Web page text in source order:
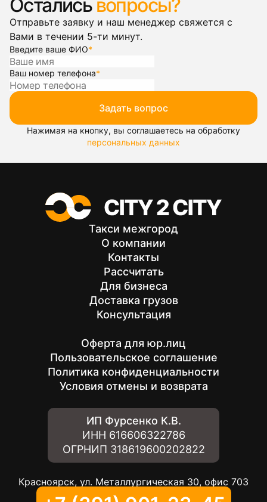
Остались вопросы?
Отправьте заявку и наш менеджер свяжется с
Вами в течении 5-ти минут.
Введите ваше ФИО*
Ваш номер телефона*
Задать вопрос
Нажимая на кнопку, вы соглашаетесь на обработку
персональных данных
Такси межгород
О компании
Контакты
Рассчитать
Для бизнеса
Доставка грузов
Консультация
Оферта для юр.лиц
Пользовательское соглашение
Политика конфиденциальности
Условия отмены и возврата
ИП Фурсенко К.В.
ИНН 616606322786
ОГРНИП 318619600202822
Красноярск, ул. Металлургическая 30, офис 703